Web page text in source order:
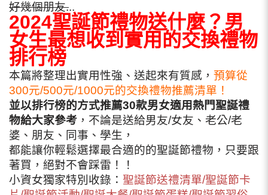
好幾個朋友...
2024聖誕節禮物送什麼？男
女生最想收到實用的交換禮物
排行榜
本篇將整理出實用性強、送起來有質感， 預算從
300元/500元/1000元的交換禮物推薦清單！
並以排行榜的方式推薦30款男女適用熱門聖誕禮
物給大家參考 ，不論是送給男友/女友、老公/老
婆、朋友、同事、學生，
都能讓你輕鬆選擇最合適的的聖誕節禮物，只要跟
著買，絕對不會踩雷！！
小資女獨家特別收錄： 聖誕節送禮清單/聖誕節卡